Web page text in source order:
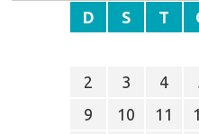
D S T
2
3 4
9
10 11